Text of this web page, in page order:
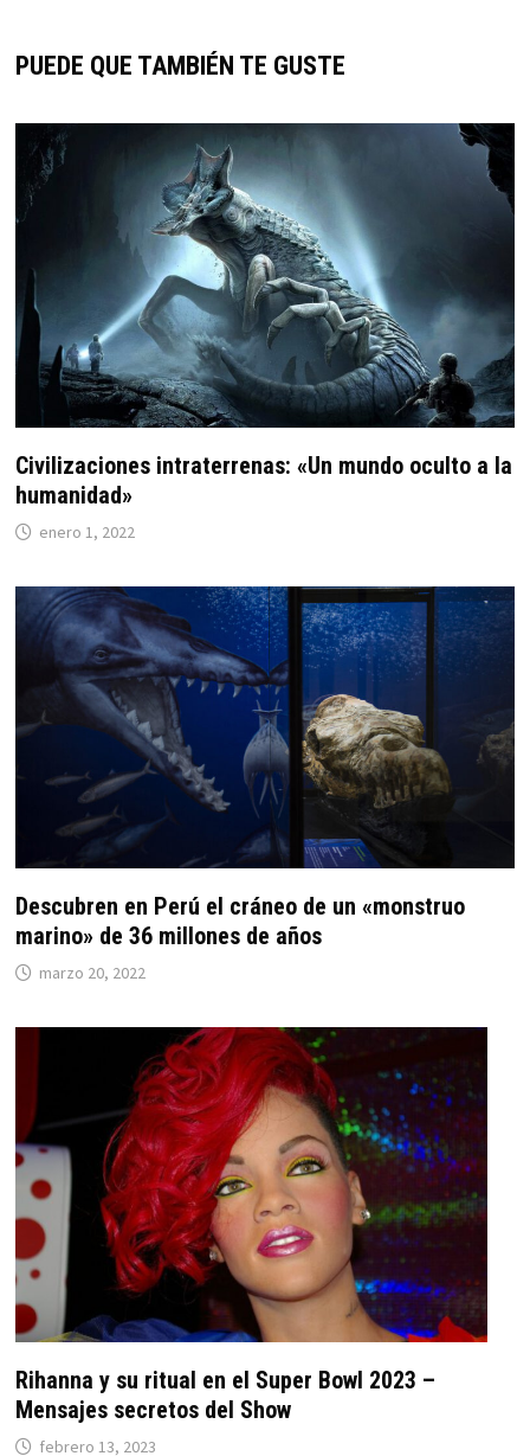
PUEDE QUE TAMBIÉN TE GUSTE
Civilizaciones intraterrenas: «Un mundo oculto a la
humanidad»
enero 1, 2022
Descubren en Perú el cráneo de un «monstruo
marino» de 36 millones de años
marzo 20, 2022
Rihanna y su ritual en el Super Bowl 2023 –
Mensajes secretos del Show
febrero 13, 2023